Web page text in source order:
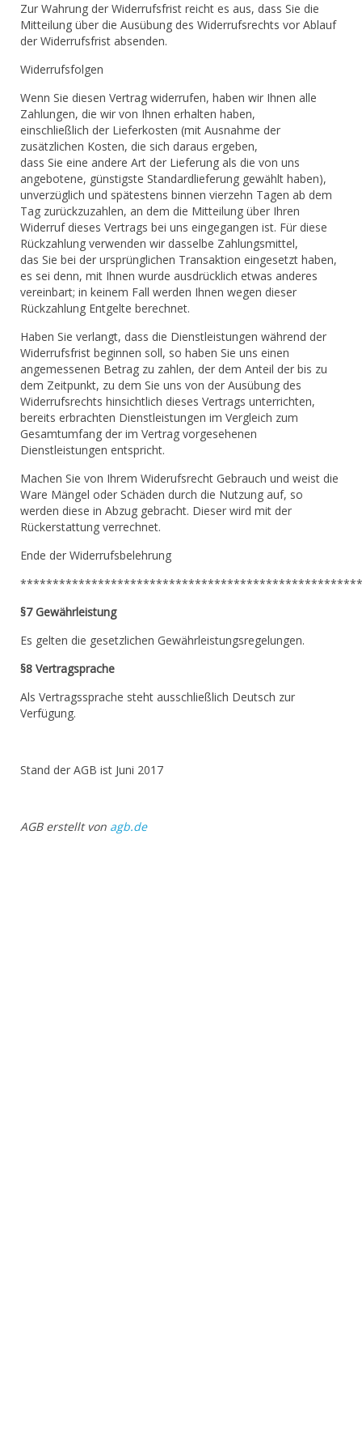
Zur Wahrung der Widerrufsfrist reicht es aus, dass Sie die
Mitteilung über die Ausübung des Widerrufsrechts vor Ablauf
der Widerrufsfrist absenden.
Widerrufsfolgen
Wenn Sie diesen Vertrag widerrufen, haben wir Ihnen alle
Zahlungen, die wir von Ihnen erhalten haben,
einschließlich der Lieferkosten (mit Ausnahme der
zusätzlichen Kosten, die sich daraus ergeben,
dass Sie eine andere Art der Lieferung als die von uns
angebotene, günstigste Standardlieferung gewählt haben),
unverzüglich und spätestens binnen vierzehn Tagen ab dem
Tag zurückzuzahlen, an dem die Mitteilung über Ihren
Widerruf dieses Vertrags bei uns eingegangen ist. Für diese
Rückzahlung verwenden wir dasselbe Zahlungsmittel,
das Sie bei der ursprünglichen Transaktion eingesetzt haben,
es sei denn, mit Ihnen wurde ausdrücklich etwas anderes
vereinbart; in keinem Fall werden Ihnen wegen dieser
Rückzahlung Entgelte berechnet.
Haben Sie verlangt, dass die Dienstleistungen während der
Widerrufsfrist beginnen soll, so haben Sie uns einen
angemessenen Betrag zu zahlen, der dem Anteil der bis zu
dem Zeitpunkt, zu dem Sie uns von der Ausübung des
Widerrufsrechts hinsichtlich dieses Vertrags unterrichten,
bereits erbrachten Dienstleistungen im Vergleich zum
Gesamtumfang der im Vertrag vorgesehenen
Dienstleistungen entspricht.
Machen Sie von Ihrem Widerufsrecht Gebrauch und weist die
Ware Mängel oder Schäden durch die Nutzung auf, so
werden diese in Abzug gebracht. Dieser wird mit der
Rückerstattung verrechnet.
Ende der Widerrufsbelehrung
§7 Gewährleistung
Es gelten die gesetzlichen Gewährleistungsregelungen.
§8 Vertragsprache
Als Vertragssprache steht ausschließlich Deutsch zur
Verfügung.
Stand der AGB ist Juni 2017
AGB erstellt von agb.de